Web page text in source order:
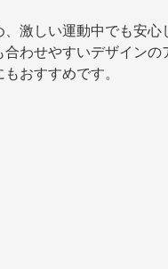
激しい運動中でも安心
わせやすいデザイン
おすすめです。